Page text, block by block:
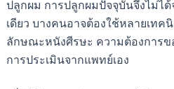
ปลูกผม การปลูกผมปัจจุบันจึงไม่ได้
เดียว บางคนอาจต้องใช้หลายเท
ลักษณะหนังศีรษะ ความต้องการข
การประเมินจากแพทย์เอง